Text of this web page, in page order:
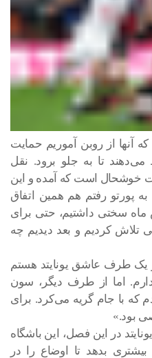
از روبن آموریم حمایت
تا به جلو برود. نقل
خوشحال است که آمده و این
رفتم هم همین اتفاق
سختی داشتیم، حتی برای
تلاش کردیم و بعد دیدیم چه
طرف عاشق یونایتد هستم
اما از طرف دیگر، سون
که با جام گریه می‌کرد. برای
بود.»
در این فصل، این باشگاه
بدهد تا اوضاع را در